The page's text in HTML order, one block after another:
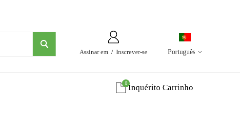
Português
Assinar em / Inscrever-se
Inquérito Carrinho
0